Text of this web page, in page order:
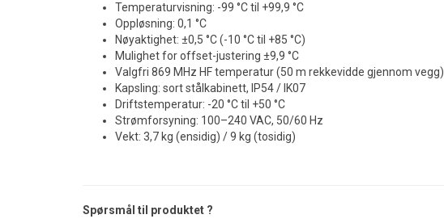
Temperaturvisning: -99 °C til +99,9 °C
Oppløsning: 0,1 °C
Nøyaktighet: ±0,5 °C (-10 °C til +85 °C)
Mulighet for offset-justering ±9,9 °C
Valgfri 869 MHz HF temperatur (50 m rekkevidde gjennom vegg)
Kapsling: sort stålkabinett, IP54 / IK07
Driftstemperatur: -20 °C til +50 °C
Strømforsyning: 100–240 VAC, 50/60 Hz
Vekt: 3,7 kg (ensidig) / 9 kg (tosidig)
Spørsmål til produktet ?